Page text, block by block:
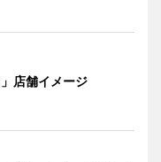
店舗イメージ